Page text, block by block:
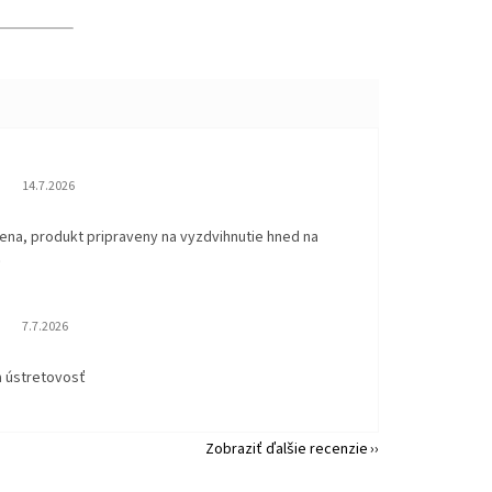
Hodnotenie obchodu je 5 z 5 hviezdičiek.
14.7.2026
produkt pripraveny na vyzdvihnutie hned na
Hodnotenie obchodu je 5 z 5 hviezdičiek.
7.7.2026
ústretovosť
Zobraziť ďalšie recenzie